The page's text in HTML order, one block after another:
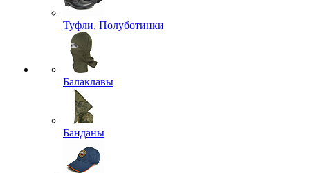
Туфли, Полуботинки
Балаклавы
Банданы